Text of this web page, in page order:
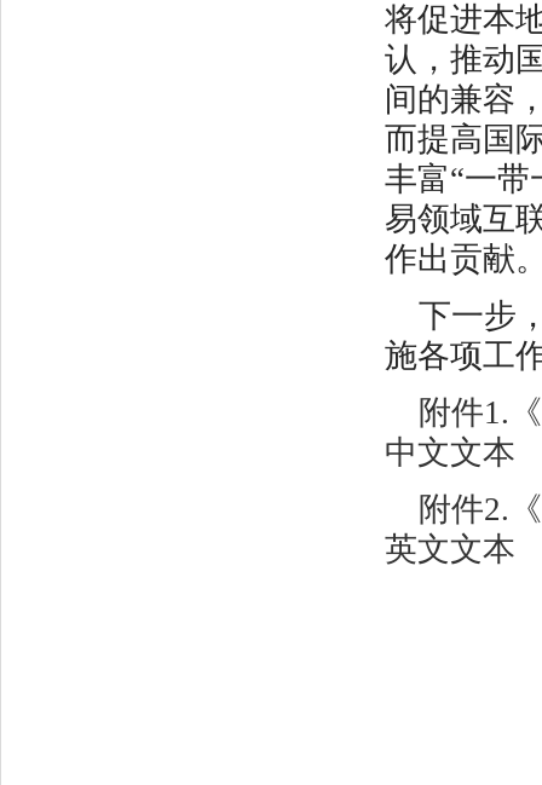
将促进本
认，推动
间的兼容
而提高国
丰富“一带
易领域互
作出贡献
下一步
施各项工
附件1.
中文文本
附件2.
英文文本